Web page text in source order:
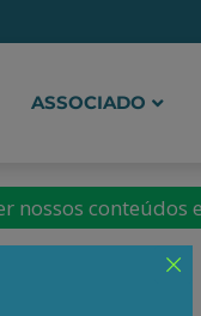
ASSOCIADO
nossos